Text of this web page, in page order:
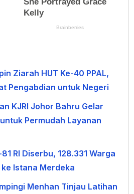
Ziarah HUT Ke-40 PPAL,
Pengabdian untuk Negeri
KJRI Johor Bahru Gelar
Permudah Layanan
RI Diserbu, 128.331 Warga
Istana Merdeka
Menhan Tinjau Latihan